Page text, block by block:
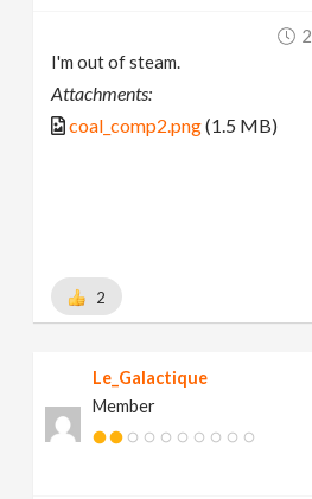
I'm out of steam.
Attachments:
coal_comp2.png(1.5 MB)
2
Le_Galactique
Member